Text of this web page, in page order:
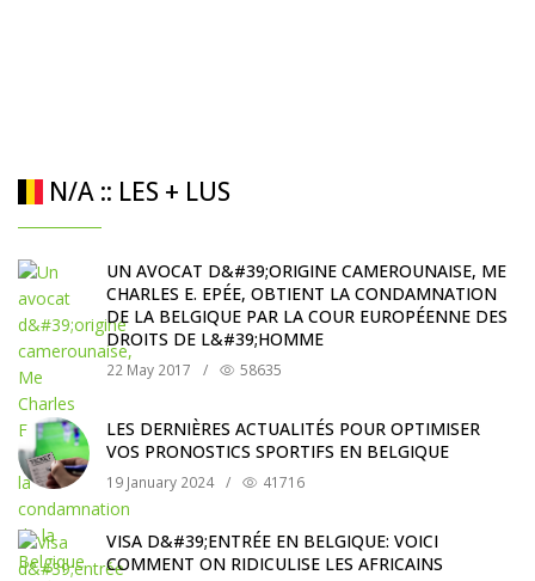
N/A :: LES + LUS
UN AVOCAT D&#39;ORIGINE CAMEROUNAISE, ME
CHARLES E. EPÉE, OBTIENT LA CONDAMNATION
DE LA BELGIQUE PAR LA COUR EUROPÉENNE DES
DROITS DE L&#39;HOMME
22 May 2017 / 58635
LES DERNIÈRES ACTUALITÉS POUR OPTIMISER
VOS PRONOSTICS SPORTIFS EN BELGIQUE
19 January 2024 / 41716
VISA D&#39;ENTRÉE EN BELGIQUE: VOICI
COMMENT ON RIDICULISE LES AFRICAINS